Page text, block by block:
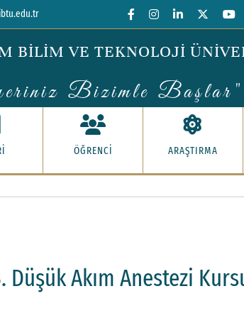
BİLİM VE TEKNOLOJİ
Bizimle Başlar"
ÖĞRENCİ ARAŞTIRMA
Düşük Akım Anestezi